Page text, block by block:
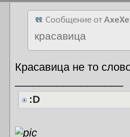
Сообщение от
красавица
Красавица не то
:D